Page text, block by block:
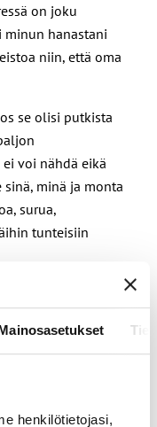
henkilötietojasi,
on joku
minun hanastani
niin, että oma
se olisi putkista
voi nähdä eikä
minä ja monta
surua,
tunteisiin
elämää.
kenellekään, vaan
juuri omaa
pelkän
ja